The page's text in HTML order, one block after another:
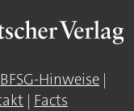
BFSG-Hinweise |
| Facts